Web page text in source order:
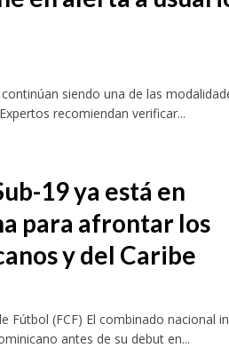
siendo una de las
recomiendan verificar...
19 ya está en
para afrontar los
y del Caribe
Fútbol (FCF) El combinado nacional
antes de su debut en...